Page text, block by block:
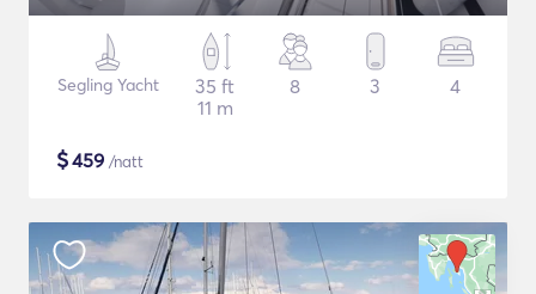
Segling Yacht
35 ft
11 m
8 3 4
$459 /natt